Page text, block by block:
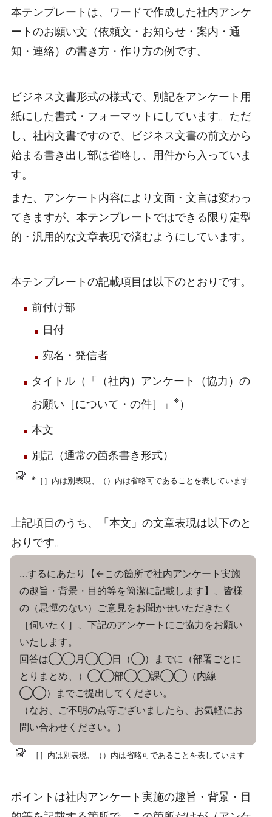
本テンプレートは、ワードで作成した社内アンケ
ートのお願い文（依頼文・お知らせ・案内・通
知・連絡）の書き方・作り方の例です。
ビジネス文書形式の様式で、別記をアンケート用
紙にした書式・フォーマットにしています。ただ
し、社内文書ですので、ビジネス文書の前文から
始まる書き出し部は省略し、用件から入っていま
す。
また、アンケート内容により文面・文言は変わっ
てきますが、本テンプレートではできる限り定型
的・汎用的な文章表現で済むようにしています。
本テンプレートの記載項目は以下のとおりです。
前付け部
日付
宛名・発信者
タイトル（「（社内）アンケート（協力）の
お願い［について・の件］」 ※）
本文
別記（通常の箇条書き形式）
※ ［］内は別表現、（）内は省略可であることを表しています
上記項目のうち、「本文」の文章表現は以下のと
おりです。
…するにあたり【←この箇所で社内アンケート実施
の趣旨・背景・目的等を簡潔に記載します】、皆様
の（忌憚のない）ご意見をお聞かせいただきたく
［伺いたく］、下記のアンケートにご協力をお願い
いたします。
回答は◯◯月◯◯日（◯）までに（部署ごとに
とりまとめ、）◯◯部◯◯課◯◯（内線
◯◯）までご提出してください。
（なお、ご不明の点等ございましたら、お気軽にお
問い合わせください。）
［］内は別表現、（）内は省略可であることを表しています
ポイントは社内アンケート実施の趣旨・背景・目